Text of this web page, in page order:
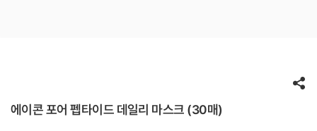
에이콘 포어 펩타이드 데일리 마스크 (30매)